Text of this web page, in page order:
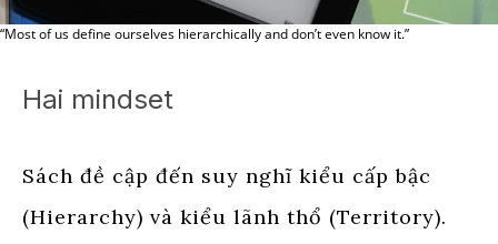
“Most of us define ourselves hierarchically and don’t even know it.”
Hai mindset
Sách đề cập đến suy nghĩ kiểu cấp bậc
(Hierarchy) và kiểu lãnh thổ (Territory).